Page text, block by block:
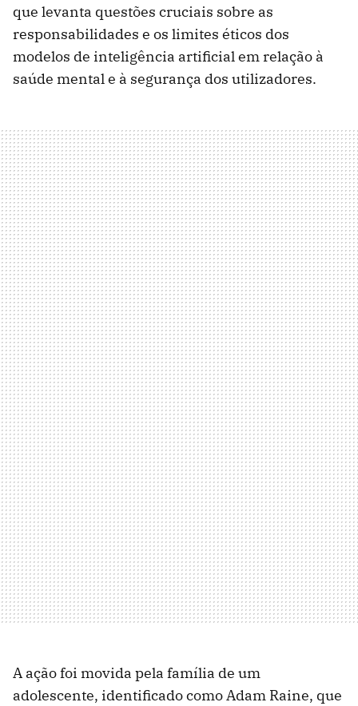
que levanta questões cruciais sobre as
responsabilidades e os limites éticos dos
modelos de inteligência artificial em relação à
saúde mental e à segurança dos utilizadores.
A ação foi movida pela família de um
adolescente, identificado como Adam Raine, que